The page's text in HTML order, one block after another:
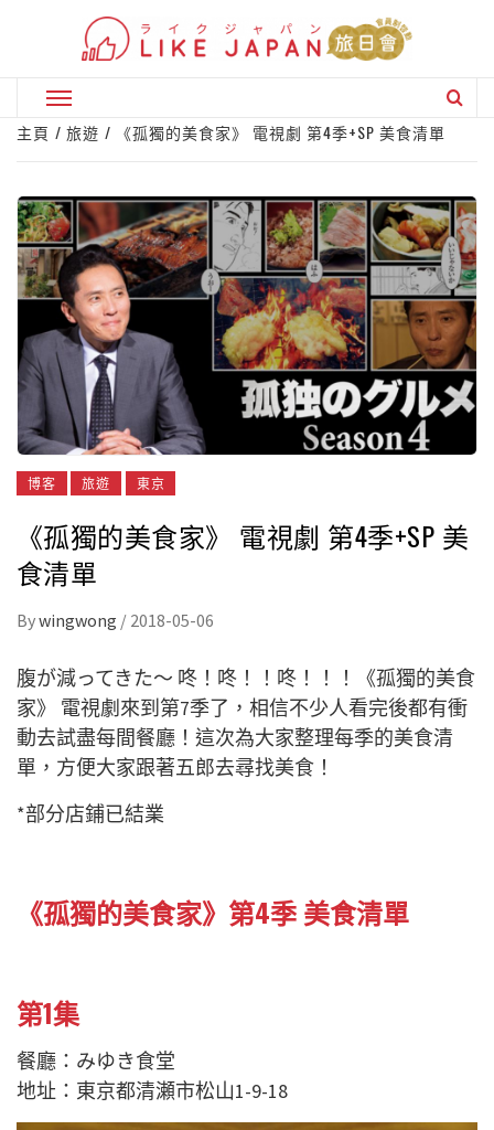
Primary
Menu
主頁 旅遊 《孤獨的美食家》 電視劇 第4季+SP 美食清單
博客 旅遊 東京
《孤獨的美食家》 電視劇 第4季+SP 美
食清單
Bywingwong / 2018-05-06
腹が減ってきた～ 咚！咚！！咚！！！《孤獨的美食
家》 電視劇來到第7季了，相信不少人看完後都有衝
動去試盡每間餐廳！這次為大家整理每季的美食清
單，方便大家跟著五郎去尋找美食！
*部分店鋪已結業
《孤獨的美食家》第4季 美食清單
第1集
餐廳：みゆき食堂
地址：東京都清瀬市松山1-9-18